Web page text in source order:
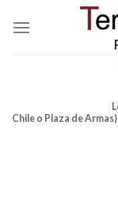
Entrar por
Local 325,
Chile o Plaza de Armas)
Email: